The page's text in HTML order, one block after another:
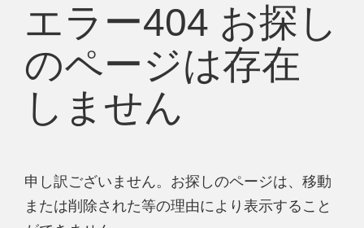
エラー404 お探し
のページは存在
しません
申し訳ございません。お探しのページは、移動
または削除された等の理由により表示すること